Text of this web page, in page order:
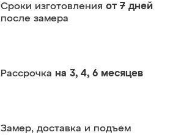
Сроки изготовления от 7 дней
после замера
Рассрочка на 3, 4, 6 месяцев
Замер, доставка и подъем